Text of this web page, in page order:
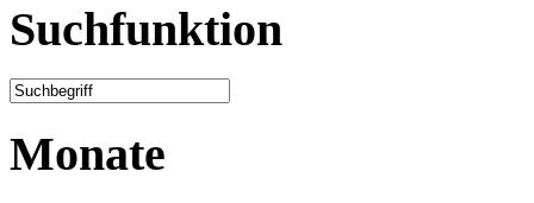
Suchfunktion
Monate